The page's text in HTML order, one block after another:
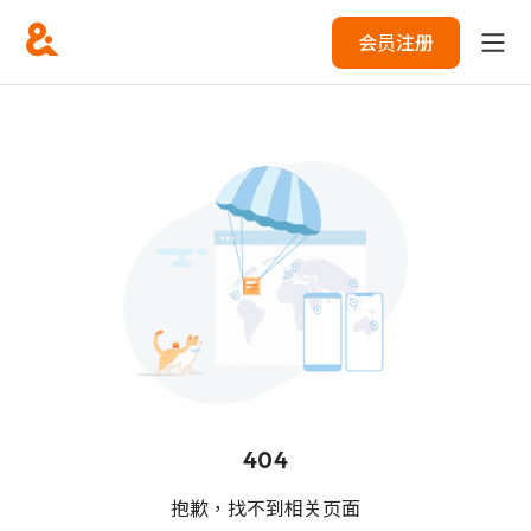
会员注册
404
抱歉，找不到相关页面